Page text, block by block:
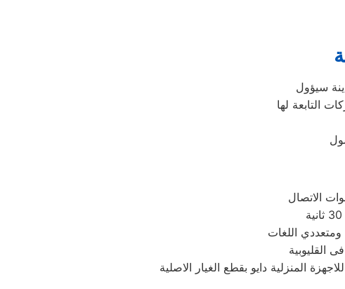
اللغات
القليوبية
المنزلية دايو بقطع الغيار الاصلية